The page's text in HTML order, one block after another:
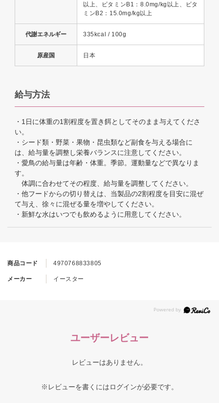
商品コード 4970768833805
メーカー イースター
以上、ビタミンB1：8.0mg/kg以上、ビタ
ミンB2：15.0mg/kg以上
代謝エネルギー 335kcal / 100g
原産国 日本
給与方法
・1日に体重の1割程度を置き餌としてそのまま与えてくださ
い。
・シード類・野菜・果物・昆虫類など副食を与える場合に
は、給与量を調整し栄養バランスに注意してください。
・愛鳥の給与量は年齢・体重。季節。運動量などで異なりま
す。
体調に合わせてその程度、給与量を調整してください。
・他フードからの切り替えは、当製品の2割程度を目安に混ぜ
て与え、徐々に混ぜる量を増やしてください。
・新鮮な水はいつでも飲めるように用意してください。
ユーザーレビュー
レビューはありません。
※レビューを書くにはログインが必要です。